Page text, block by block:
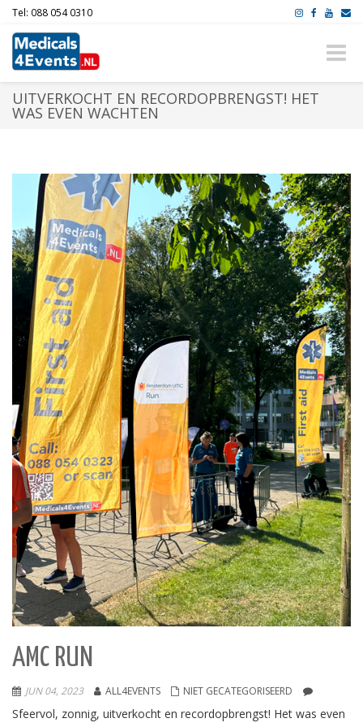
Tel: 088 054 0310
Toggle
UITVERKOCHT EN RECORDOPBRENGST! HET
WAS EVEN WACHTEN
AMC RUN
JUN 04, 2023 ALL4EVENTS NIET GECATEGORISEERD
Sfeervol, zonnig, uitverkocht en recordopbrengst! Het was even